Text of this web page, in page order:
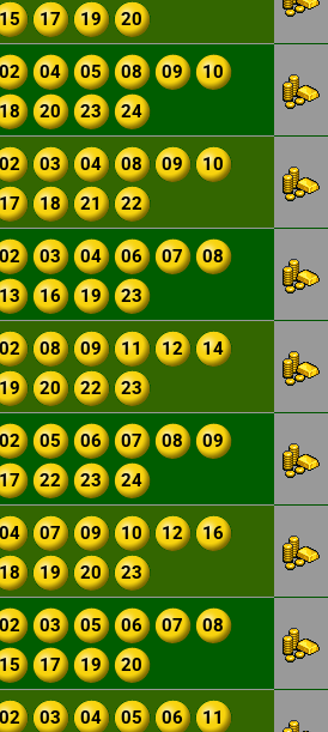
15 17 19 20
02 04 05 08 09
10
18 20 23 24
02 03 04 08 09
10
17 18 21 22
02 03 04 06 07
08
13 16 19 23
02 08 09 11 12
14
19 20 22 23
02 05 06 07 08
09
17 22 23 24
04 07 09 10 12
16
18 19 20 23
02 03 05 06 07
08
15 17 19 20
02 03 04 05 06
11